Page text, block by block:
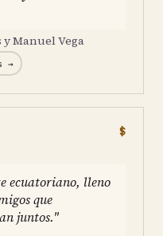
y Manuel Vega
→
$
ecuatoriano, lleno
que
juntos."